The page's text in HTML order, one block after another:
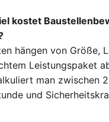
kostet
hängen von Größe,
Leistungspaket
man zwischen
und